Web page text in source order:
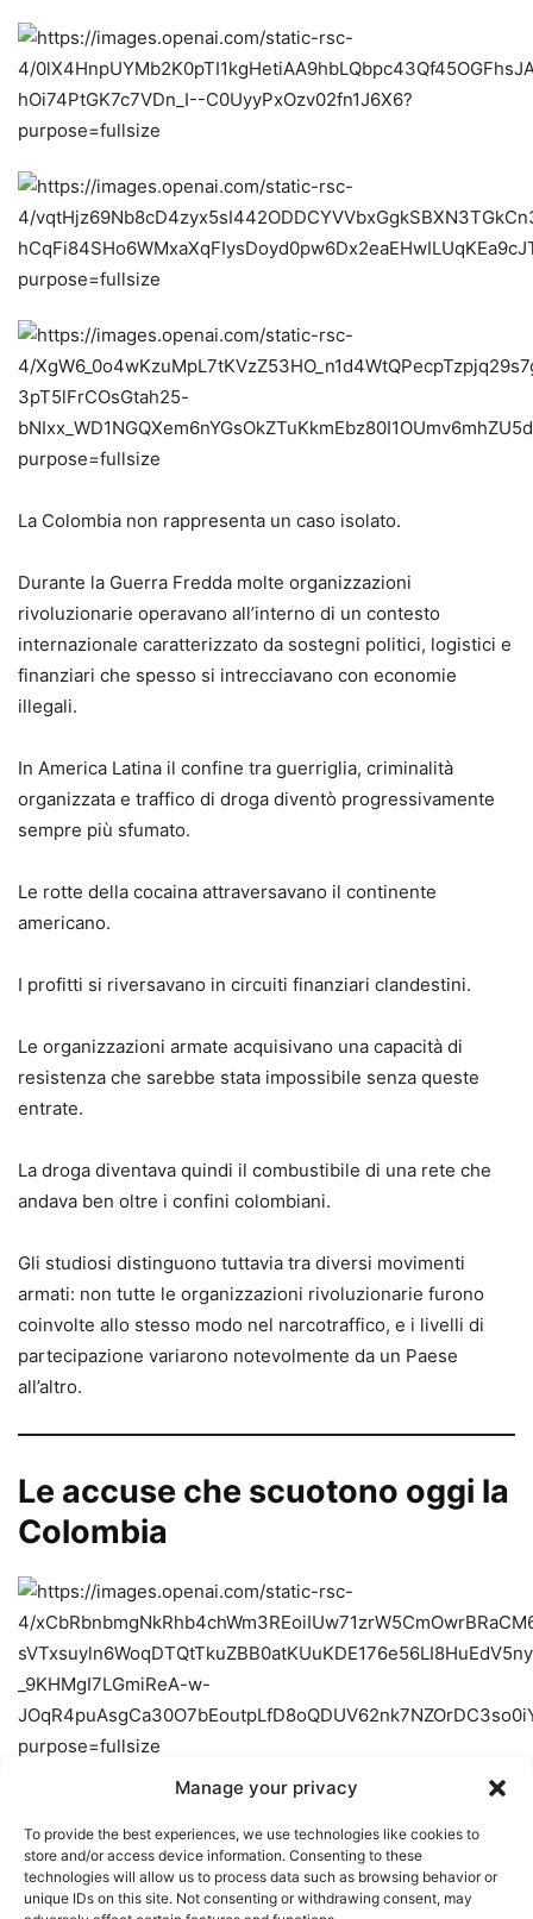
Manage your privacy
To provide the best experiences, we use technologies like cookies to
store and/or access device information. Consenting to these
technologies will allow us to process data such as browsing behavior or
unique IDs on this site. Not consenting or withdrawing consent, may
La Colombia non rappresenta un caso isolato.
Durante la Guerra Fredda molte organizzazioni
rivoluzionarie operavano all’interno di un contesto
internazionale caratterizzato da sostegni politici, logistici e
finanziari che spesso si intrecciavano con economie
illegali.
In America Latina il confine tra guerriglia, criminalità
organizzata e traffico di droga diventò progressivamente
sempre più sfumato.
Le rotte della cocaina attraversavano il continente
americano.
I profitti si riversavano in circuiti finanziari clandestini.
Le organizzazioni armate acquisivano una capacità di
resistenza che sarebbe stata impossibile senza queste
entrate.
La droga diventava quindi il combustibile di una rete che
andava ben oltre i confini colombiani.
Gli studiosi distinguono tuttavia tra diversi movimenti
armati: non tutte le organizzazioni rivoluzionarie furono
coinvolte allo stesso modo nel narcotraffico, e i livelli di
partecipazione variarono notevolmente da un Paese
all’altro.
Le accuse che scuotono oggi la
Colombia